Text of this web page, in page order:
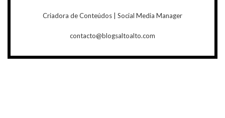
Criadora de Conteúdos | Social Media Manager
contacto@blogsaltoalto.com